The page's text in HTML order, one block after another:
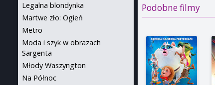
Podobne filmy
Legalna blondynka
Martwe zło: Ogień
Metro
Moda i szyk w obrazach
Sargenta
Młody Waszyngton
Na Północ